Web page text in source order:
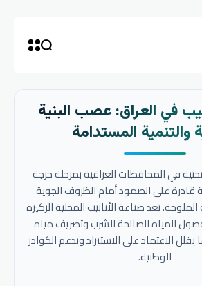
في العراق: عصب البنية
والتنمية المستدامة
في المحافظات العراقية بمرحلة حرجة
قادرة على الصمود أمام الظروف الجوية
الملوحة. تعد صناعة الأنابيب المحلية الركيزة
المياه الصالحة للشرب وتصريف مياه
الاعتماد على الاستيراد ويدعم الكوادر
الوطنية.